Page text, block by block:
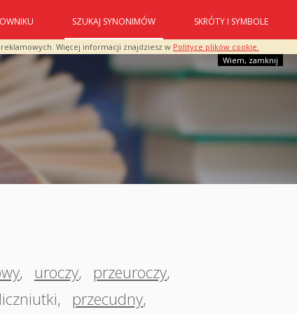
Więcej informacji znajdziesz w Polityce plików cookie.
Wiem, zamknij
SZUKAJ SYNONIMÓW SKRÓTY I SYMBOLE
, uroczy, przeuroczy,
, przecudny,